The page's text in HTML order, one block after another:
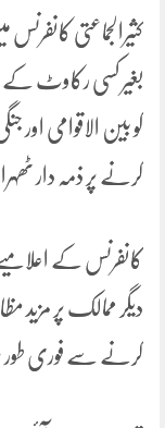
کثیرالجماعتی
بغیر کسی رکاوٹ کے
کو بین الاقوامی اور
کرنے پر ذمہ دار
کانفرنس کے اعلامیے
دیگر ممالک پر مزید
کرنے سے فوری طور پر